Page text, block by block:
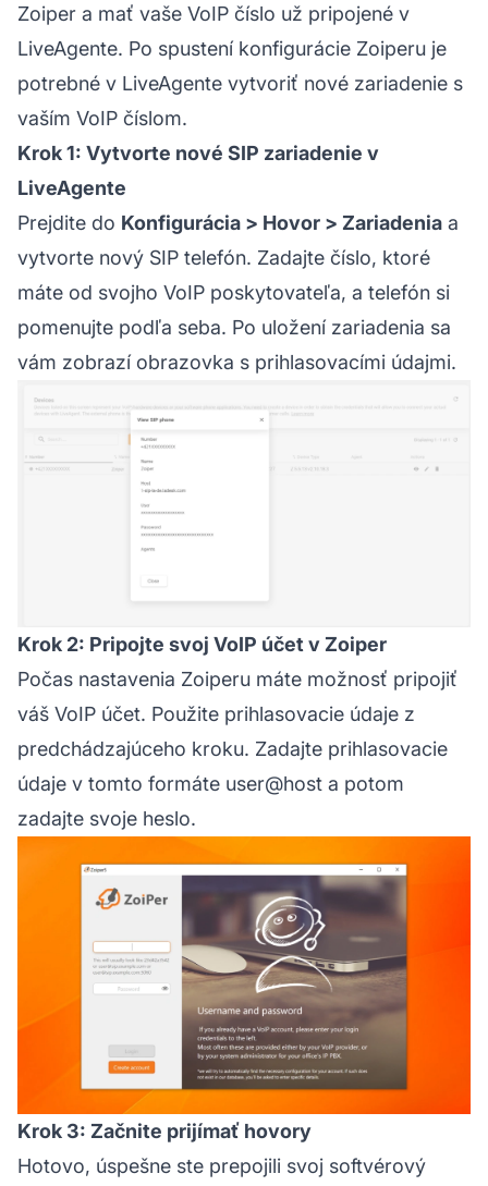
Zoiper a mať vaše VoIP číslo už pripojené v
LiveAgente. Po spustení konfigurácie Zoiperu je
potrebné v LiveAgente vytvoriť nové zariadenie s
vaším VoIP číslom.
Krok 1: Vytvorte nové SIP zariadenie v
LiveAgente
Prejdite do Konfigurácia > Hovor > Zariadenia a
vytvorte nový SIP telefón. Zadajte číslo, ktoré
máte od svojho VoIP poskytovateľa, a telefón si
pomenujte podľa seba. Po uložení zariadenia sa
vám zobrazí obrazovka s prihlasovacími údajmi.
Krok 2: Pripojte svoj VoIP účet v Zoiper
Počas nastavenia Zoiperu máte možnosť pripojiť
váš VoIP účet. Použite prihlasovacie údaje z
predchádzajúceho kroku. Zadajte prihlasovacie
údaje v tomto formáte user@host a potom
zadajte svoje heslo.
Krok 3: Začnite prijímať hovory
Hotovo, úspešne ste prepojili svoj softvérový